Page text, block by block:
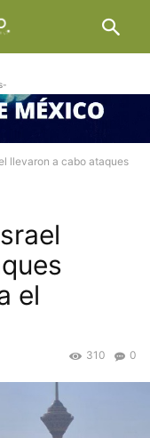
llevaron a cabo ataques
el
0
310